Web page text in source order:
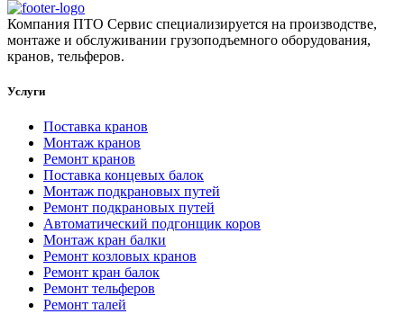
Компания ПТО Сервис специализируется на производстве,
монтаже и обслуживании грузоподъемного оборудования,
кранов, тельферов.
Услуги
Поставка кранов
Монтаж кранов
Ремонт кранов
Поставка концевых балок
Монтаж подкрановых путей
Ремонт подкрановых путей
Автоматический подгонщик коров
Монтаж кран балки
Ремонт козловых кранов
Ремонт кран балок
Ремонт тельферов
Ремонт талей